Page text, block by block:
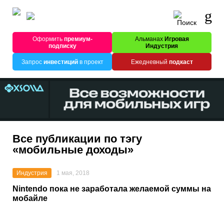
Оформитьпремиум-
подписку
Альманах Игровая
Индустрия
Запрос инвестицийв проект Ежедневный подкаст
Все публикации по тэгу
«мобильные доходы»
Индустрия 1 мая, 2018
Nintendo пока не заработала желаемой суммы на
мобайле